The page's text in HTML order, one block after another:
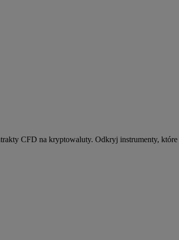
CFD na kryptowaluty. Odkryj instrumenty,